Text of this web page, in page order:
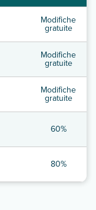
Modifiche
gratuite
Modifiche
gratuite
Modifiche
gratuite
60%
80%